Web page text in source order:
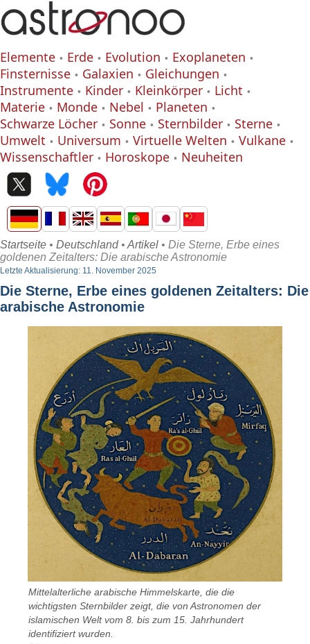
Elemente Erde Evolution
Exoplaneten
Finsternisse
Galaxien
Gleichungen
Instrumente
Kinder Kleinkörper
Licht
Materie
Monde Nebel
Planeten
Schwarze Löcher
Sonne Sternbilder
Sterne
Umwelt
Universum Virtuelle Welten
Vulkane
Wissenschaftler
Horoskope Neuheiten
Startseite • Deutschland• Artikel • Die Sterne, Erbe eines
goldenen Zeitalters: Die arabische Astronomie
Letzte Aktualisierung: 11. November 2025
Die Sterne, Erbe eines goldenen Zeitalters: Die
arabische Astronomie
Mittelalterliche arabische Himmelskarte, die die
wichtigsten Sternbilder zeigt, die von Astronomen der
islamischen Welt vom 8. bis zum 15. Jahrhundert
identifiziert wurden.